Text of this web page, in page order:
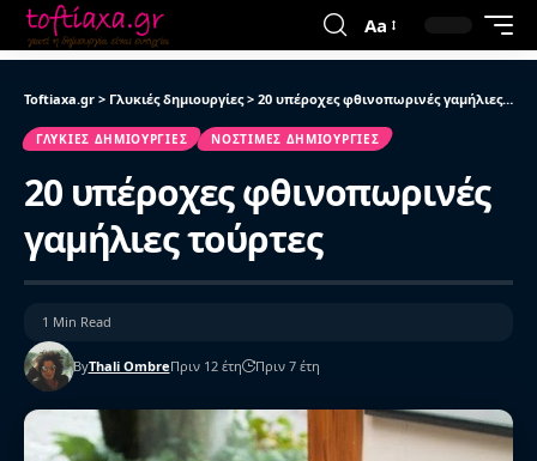
Aa
Toftiaxa.gr > Γλυκιές δημιουργίες> 20 υπέροχες φθινοπωρινές γαμήλιες τούρτες
ΓΛΥΚΙΈΣ ΔΗΜΙΟΥΡΓΊΕΣ ΝΌΣΤΙΜΕΣ ΔΗΜΙΟΥΡΓΊΕΣ
20 υπέροχες φθινοπωρινές
γαμήλιες τούρτες
ByThali OmbreΠριν 12 έτη Πριν 7 έτη
1 Min Read